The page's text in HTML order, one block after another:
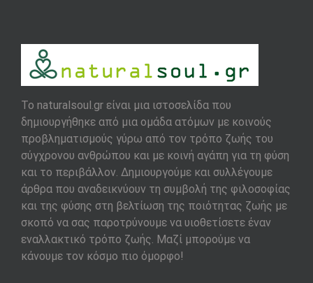
To naturalsoul.gr είναι μια ιστοσελίδα που
δημιουργήθηκε από μια ομάδα ατόμων με κοινούς
προβληματισμούς γύρω από τον τρόπο ζωής του
σύγχρονου ανθρώπου και με κοινή αγάπη για τη φύση
και το περιβάλλον. Δημιουργούμε και συλλέγουμε
άρθρα που αναδεικνύουν τη συμβολή της φιλοσοφίας
και της φύσης στη βελτίωση της ποιότητας ζωής με
σκοπό να σας παροτρύνουμε να υιοθετίσετε έναν
εναλλακτικό τρόπο ζωής. Μαζί μπορούμε να
κάνουμε τον κόσμο πιο όμορφο!